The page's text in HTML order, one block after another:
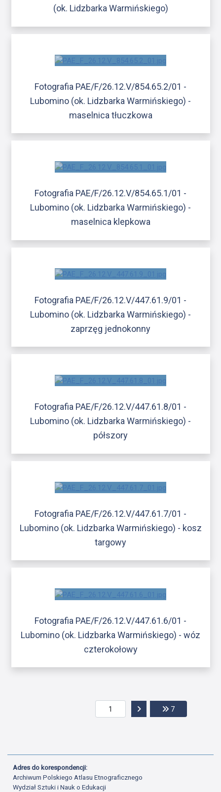
(ok. Lidzbarka Warmińskiego)
Fotografia PAE/F/26.12.V/854.65.2/01 -
Lubomino (ok. Lidzbarka Warmińskiego) -
maselnica tłuczkowa
Fotografia PAE/F/26.12.V/854.65.1/01 -
Lubomino (ok. Lidzbarka Warmińskiego) -
maselnica klepkowa
Fotografia PAE/F/26.12.V/447.61.9/01 -
Lubomino (ok. Lidzbarka Warmińskiego) -
zaprzęg jednokonny
Fotografia PAE/F/26.12.V/447.61.8/01 -
Lubomino (ok. Lidzbarka Warmińskiego) -
półszory
Fotografia PAE/F/26.12.V/447.61.7/01 -
Lubomino (ok. Lidzbarka Warmińskiego) - kosz
targowy
Fotografia PAE/F/26.12.V/447.61.6/01 -
Lubomino (ok. Lidzbarka Warmińskiego) - wóz
czterokołowy
Przejdź do następnej
7Przejdź do
Adres do korespondencji:
Archiwum Polskiego Atlasu Etnograficznego
Wydział Sztuki i Nauk o Edukacji